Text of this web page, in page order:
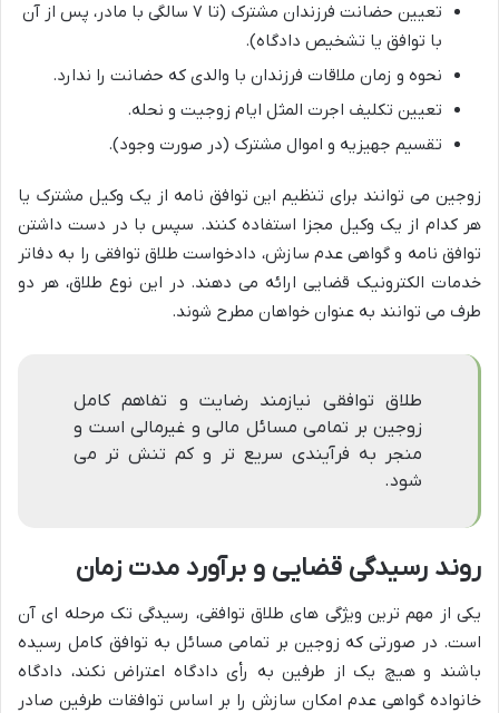
تعیین حضانت فرزندان مشترک (تا ۷ سالگی با مادر، پس از آن
با توافق یا تشخیص دادگاه).
نحوه و زمان ملاقات فرزندان با والدی که حضانت را ندارد.
تعیین تکلیف اجرت المثل ایام زوجیت و نحله.
تقسیم جهیزیه و اموال مشترک (در صورت وجود).
زوجین می توانند برای تنظیم این توافق نامه از یک وکیل مشترک یا
هر کدام از یک وکیل مجزا استفاده کنند. سپس با در دست داشتن
توافق نامه و گواهی عدم سازش، دادخواست طلاق توافقی را به دفاتر
خدمات الکترونیک قضایی ارائه می دهند. در این نوع طلاق، هر دو
طرف می توانند به عنوان خواهان مطرح شوند.
طلاق توافقی نیازمند رضایت و تفاهم کامل
زوجین بر تمامی مسائل مالی و غیرمالی است و
منجر به فرآیندی سریع تر و کم تنش تر می
شود.
روند رسیدگی قضایی و برآورد مدت زمان
یکی از مهم ترین ویژگی های طلاق توافقی، رسیدگی تک مرحله ای آن
است. در صورتی که زوجین بر تمامی مسائل به توافق کامل رسیده
باشند و هیچ یک از طرفین به رأی دادگاه اعتراض نکند، دادگاه
خانواده گواهی عدم امکان سازش را بر اساس توافقات طرفین صادر